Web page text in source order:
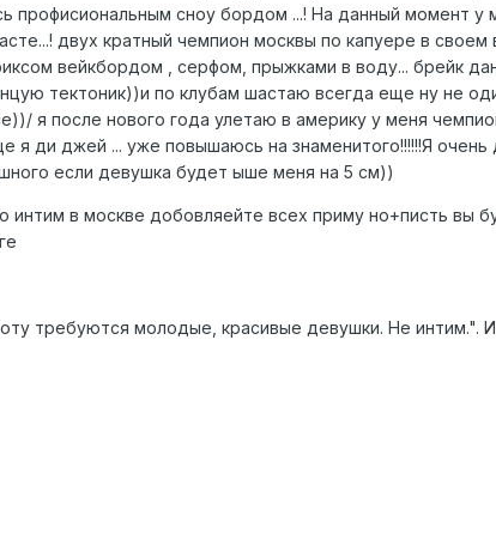
профисиональным сноу бордом ...! На данный момент у
двух кратный чемпион москвы по капуере в
вейкбордом , серфом, прыжками в воду... брейк
тектоник))и по клубам шастаю всегда еще ну не
я после нового года улетаю в америку у меня
я ди джей ... уже повышаюсь на знаменитого!!!!!!Я
если девушка будет ыше меня на 5 см))
интим в москве добовляейте всех приму но+писть вы
требуются молодые, красивые девушки. Не интим.". И